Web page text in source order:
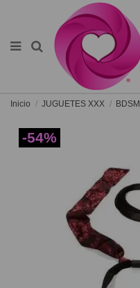
Inicio JUGUETES XXX BDSM
-54%